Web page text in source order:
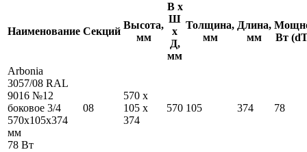
Наименование Секций
Высота,
мм
В х
Ш
х
Д,
мм
Толщина,
мм
Длина,
мм
Вт
Arbonia
3057/08 RAL
9016 №12
боковое 3/4
570x105x374
мм
78 Вт
08
570 x
105 x
374
570 105 374 78